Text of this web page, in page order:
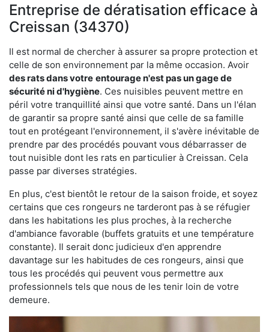
Entreprise de dératisation efficace à
Creissan (34370)
Il est normal de chercher à assurer sa propre protection et
celle de son environnement par la même occasion. Avoir
des rats dans votre entourage n'est pas un gage de
sécurité ni d'hygiène. Ces nuisibles peuvent mettre en
péril votre tranquillité ainsi que votre santé. Dans un l'élan
de garantir sa propre santé ainsi que celle de sa famille
tout en protégeant l'environnement, il s'avère inévitable de
prendre par des procédés pouvant vous débarrasser de
tout nuisible dont les rats en particulier à Creissan. Cela
passe par diverses stratégies.
En plus, c'est bientôt le retour de la saison froide, et soyez
certains que ces rongeurs ne tarderont pas à se réfugier
dans les habitations les plus proches, à la recherche
d'ambiance favorable (buffets gratuits et une température
constante). Il serait donc judicieux d'en apprendre
davantage sur les habitudes de ces rongeurs, ainsi que
tous les procédés qui peuvent vous permettre aux
professionnels tels que nous de les tenir loin de votre
demeure.